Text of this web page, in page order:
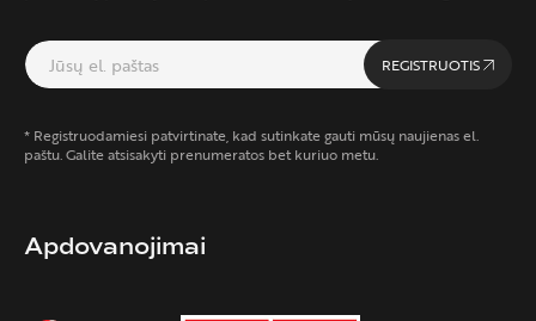
REGISTRUOTIS
* Registruodamiesi patvirtinate, kad sutinkate gauti mūsų naujienas el.
paštu. Galite atsisakyti prenumeratos bet kuriuo metu.
Apdovanojimai